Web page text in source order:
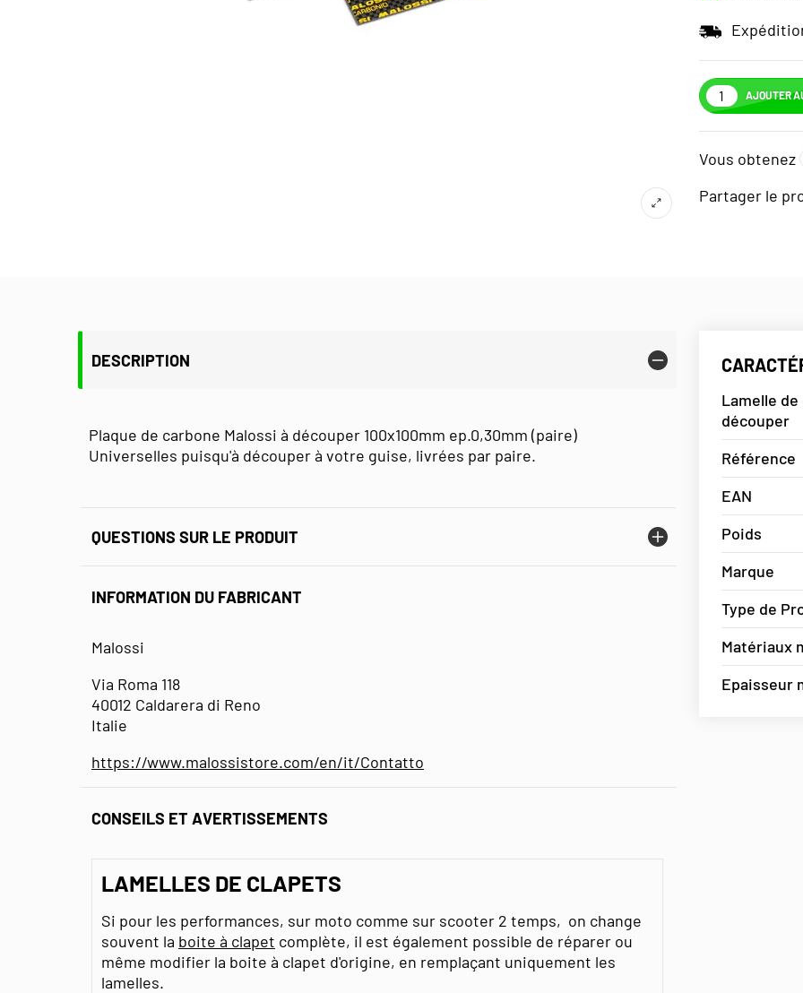
AJOUTER
Vous obtenez
Partager le
DESCRIPTION
Plaque de carbone Malossi à découper 100x100mm ep.0,30mm (paire)
Universelles puisqu'à découper à votre guise, livrées par paire.
QUESTIONS SUR LE PRODUIT
INFORMATION DU FABRICANT
Malossi
Via Roma 118
40012 Caldarera di Reno
Italie
https://www.malossistore.com/en/it/Contatto
CONSEILS ET AVERTISSEMENTS
LAMELLES DE CLAPETS
Si pour les performances, sur moto comme sur scooter 2 temps, on change
souvent la boite à clapet complète, il est également possible de réparer ou
même modifier la boite à clapet d'origine, en remplaçant uniquement les
lamelles.
Lamelle
découper
Référence
EAN
Poids
Marque
Type de
Matériaux
Epaisseur